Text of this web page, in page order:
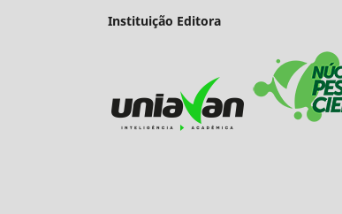
Instituição Editora